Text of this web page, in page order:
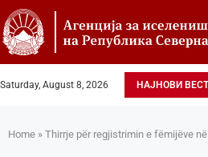
Saturday, August 8, 2026 НАЈНОВИ
Home » Thirrje për regjistrimin e fëmijëve